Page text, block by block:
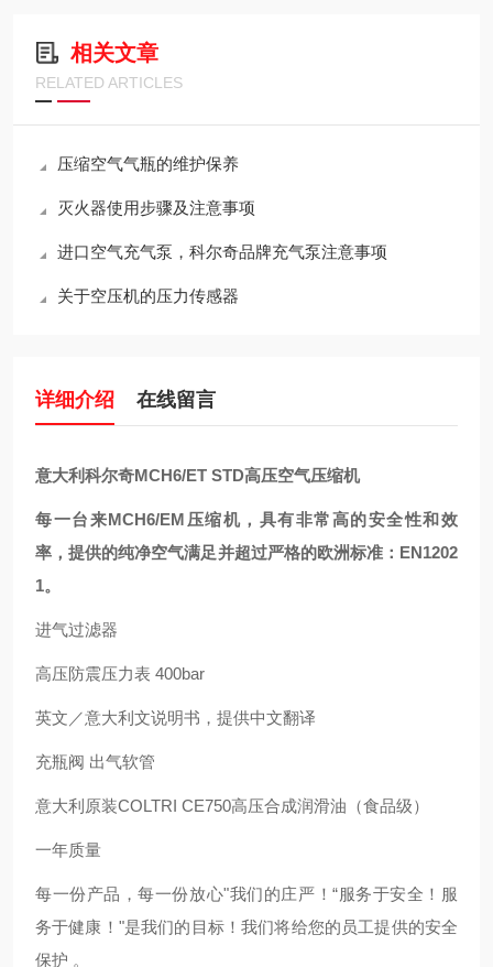
相关文章
RELATED ARTICLES
压缩空气气瓶的维护保养
灭火器使用步骤及注意事项
进口空气充气泵，科尔奇品牌充气泵注意事项
关于空压机的压力传感器
详细介绍 在线留言
意大利科尔奇MCH6/ET STD高压空气压缩机
每一台来MCH6/EM压缩机，具有非常高的安全性和效
率，提供的纯净空气满足并超过严格的欧洲标准：EN1202
1。
进气过滤器
高压防震压力表 400bar
英文／意大利文说明书，提供中文翻译
充瓶阀 出气软管
意大利原装COLTRI CE750高压合成润滑油（食品级）
一年质量
每一份产品，每一份放心"我们的庄严！“服务于安全！服
务于健康！"是我们的目标！我们将给您的员工提供的安全
保护 。